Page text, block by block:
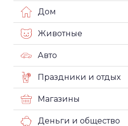
Дом
Животные
Авто
Праздники и отдых
Магазины
Деньги и общество